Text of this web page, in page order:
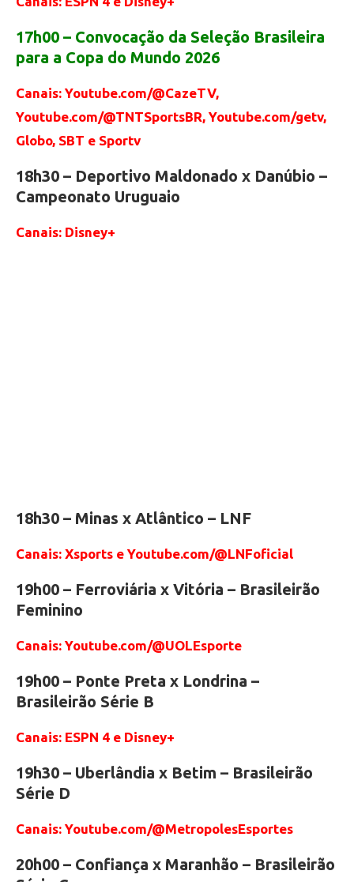
17h00 – Convocação da Seleção Brasileira
para a Copa do Mundo 2026
Canais: Youtube.com/@CazeTV,
Youtube.com/@TNTSportsBR, Youtube.com/getv,
Globo, SBT e Sportv
18h30 – Deportivo Maldonado x Danúbio –
Campeonato Uruguaio
Canais: Disney+
18h30 – Minas x Atlântico – LNF
Canais: Xsports e Youtube.com/@LNFoficial
19h00 – Ferroviária x Vitória – Brasileirão
Feminino
Canais: Youtube.com/@UOLEsporte
19h00 – Ponte Preta x Londrina –
Brasileirão Série B
Canais: ESPN 4 e Disney+
19h30 – Uberlândia x Betim – Brasileirão
Série D
Canais: Youtube.com/@MetropolesEsportes
20h00 – Confiança x Maranhão – Brasileirão